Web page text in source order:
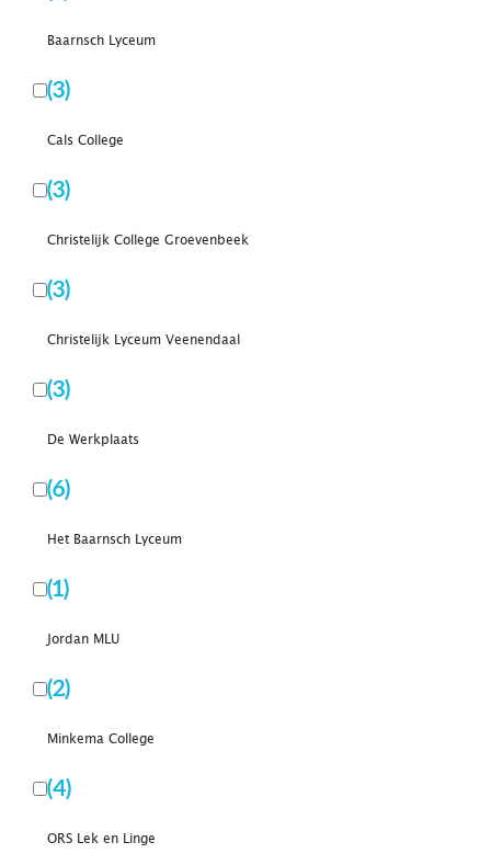
Baarnsch Lyceum
(3)
Cals College
(3)
Christelijk College Groevenbeek
(3)
Christelijk Lyceum Veenendaal
(3)
De Werkplaats
(6)
Het Baarnsch Lyceum
(1)
Jordan MLU
(2)
Minkema College
(4)
ORS Lek en Linge